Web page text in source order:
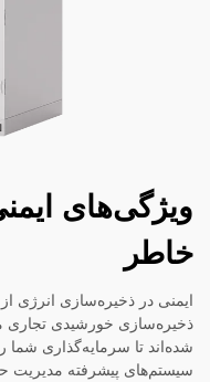
ویژگی‌های
خاطر
ایمنی در ذخیره‌سازی انرژی
ذخیره‌سازی خورشیدی تجاری
شده‌اند تا سرمایه‌گذاری شما
سیستم‌های پیشرفته مدیریت